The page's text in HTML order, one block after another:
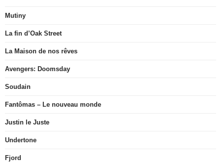
Mutiny
La fin d’Oak Street
La Maison de nos rêves
Avengers: Doomsday
Soudain
Fantômas – Le nouveau monde
Justin le Juste
Undertone
Fjord